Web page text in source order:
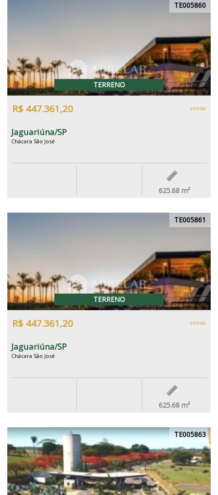
TE005860
TERRENO
R$ 447.361,20 venda
Jaguariúna/SP
Chácara São José
625.68 m²
TE005861
TERRENO
R$ 447.361,20 venda
Jaguariúna/SP
Chácara São José
625.68 m²
TE005863